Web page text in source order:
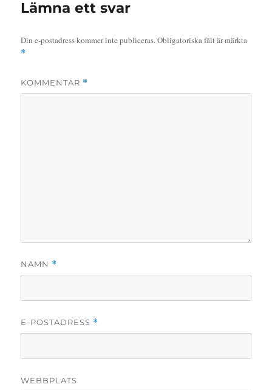
Lämna ett svar
Din e-postadress kommer inte publiceras.Obligatoriska fält är märkta
*
KOMMENTAR *
NAMN *
E-POSTADRESS *
WEBBPLATS